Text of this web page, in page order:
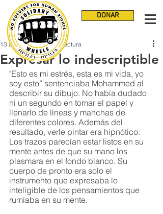
DONAR
Expresar lo indescriptible
13 ago 2021 3 min de lectura
"Esto es mi estrés, esta es mi vida, yo
soy esto” sentenciaba Mohammed al
describir su dibujo. No había dudado
ni un segundo en tomar el papel y
llenarlo de líneas y manchas de
diferentes colores. Además del
resultado, verle pintar era hipnótico.
Los trazos parecían estar listos en su
mente antes de que su mano los
plasmara en el fondo blanco. Su
cuerpo de pronto era solo el
instrumento que expresaba lo
inteligible de los pensamientos que
rumiaba en su mente.